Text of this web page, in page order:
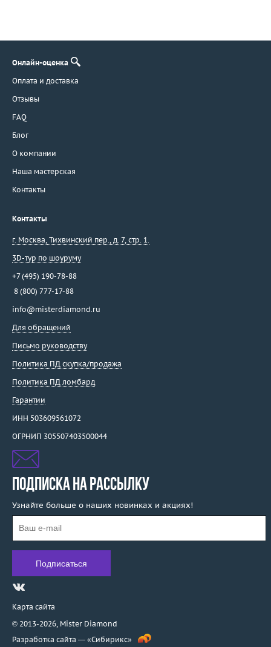
Онлайн-оценка
Оплата и доставка
Отзывы
FAQ
Блог
О компании
Наша мастерская
Контакты
Контакты
г. Москва Тихвинский пер., д. 7, стр. 1.
3D-тур по шоуруму
+7 (495) 190-78-88
8 (800) 777-17-88
info@misterdiamond.ru
Для обращений
Письмо руководству
Политика ПД скупка/продажа
Политика ПД ломбард
Гарантии
ИНН 503609561072
ОГРНИП 305507403500044
ПОДПИСКА НА РАССЫЛКУ
Узнайте больше о наших новинках и акциях!
Карта сайта
© 2013-2026, Mister Diamond
Разработка сайта — «Сибирикс»